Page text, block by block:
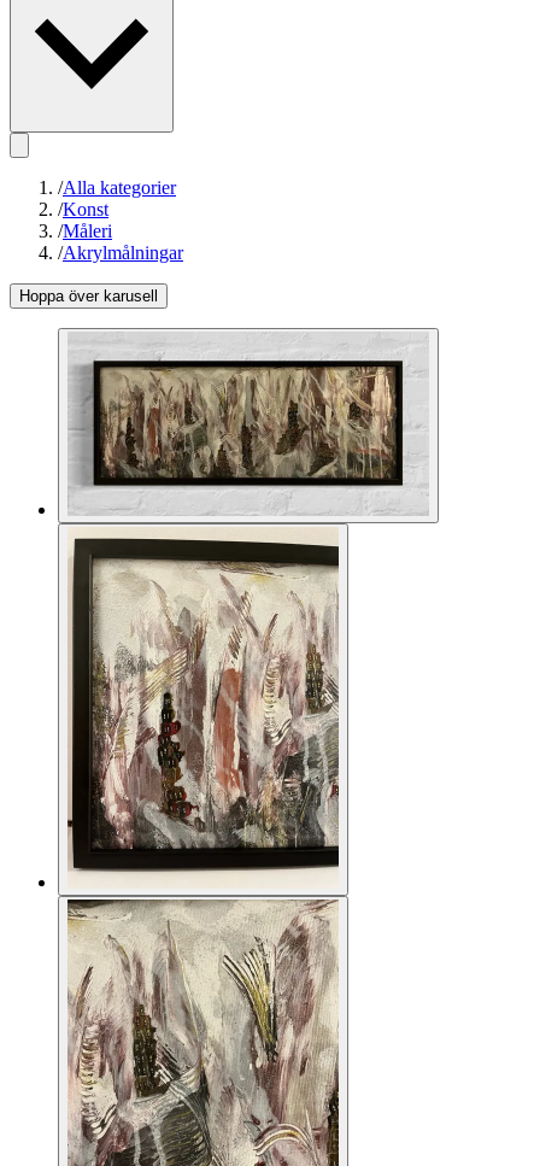
/Alla kategorier
/Konst
/Måleri
/Akrylmålningar
Hoppa över karusell